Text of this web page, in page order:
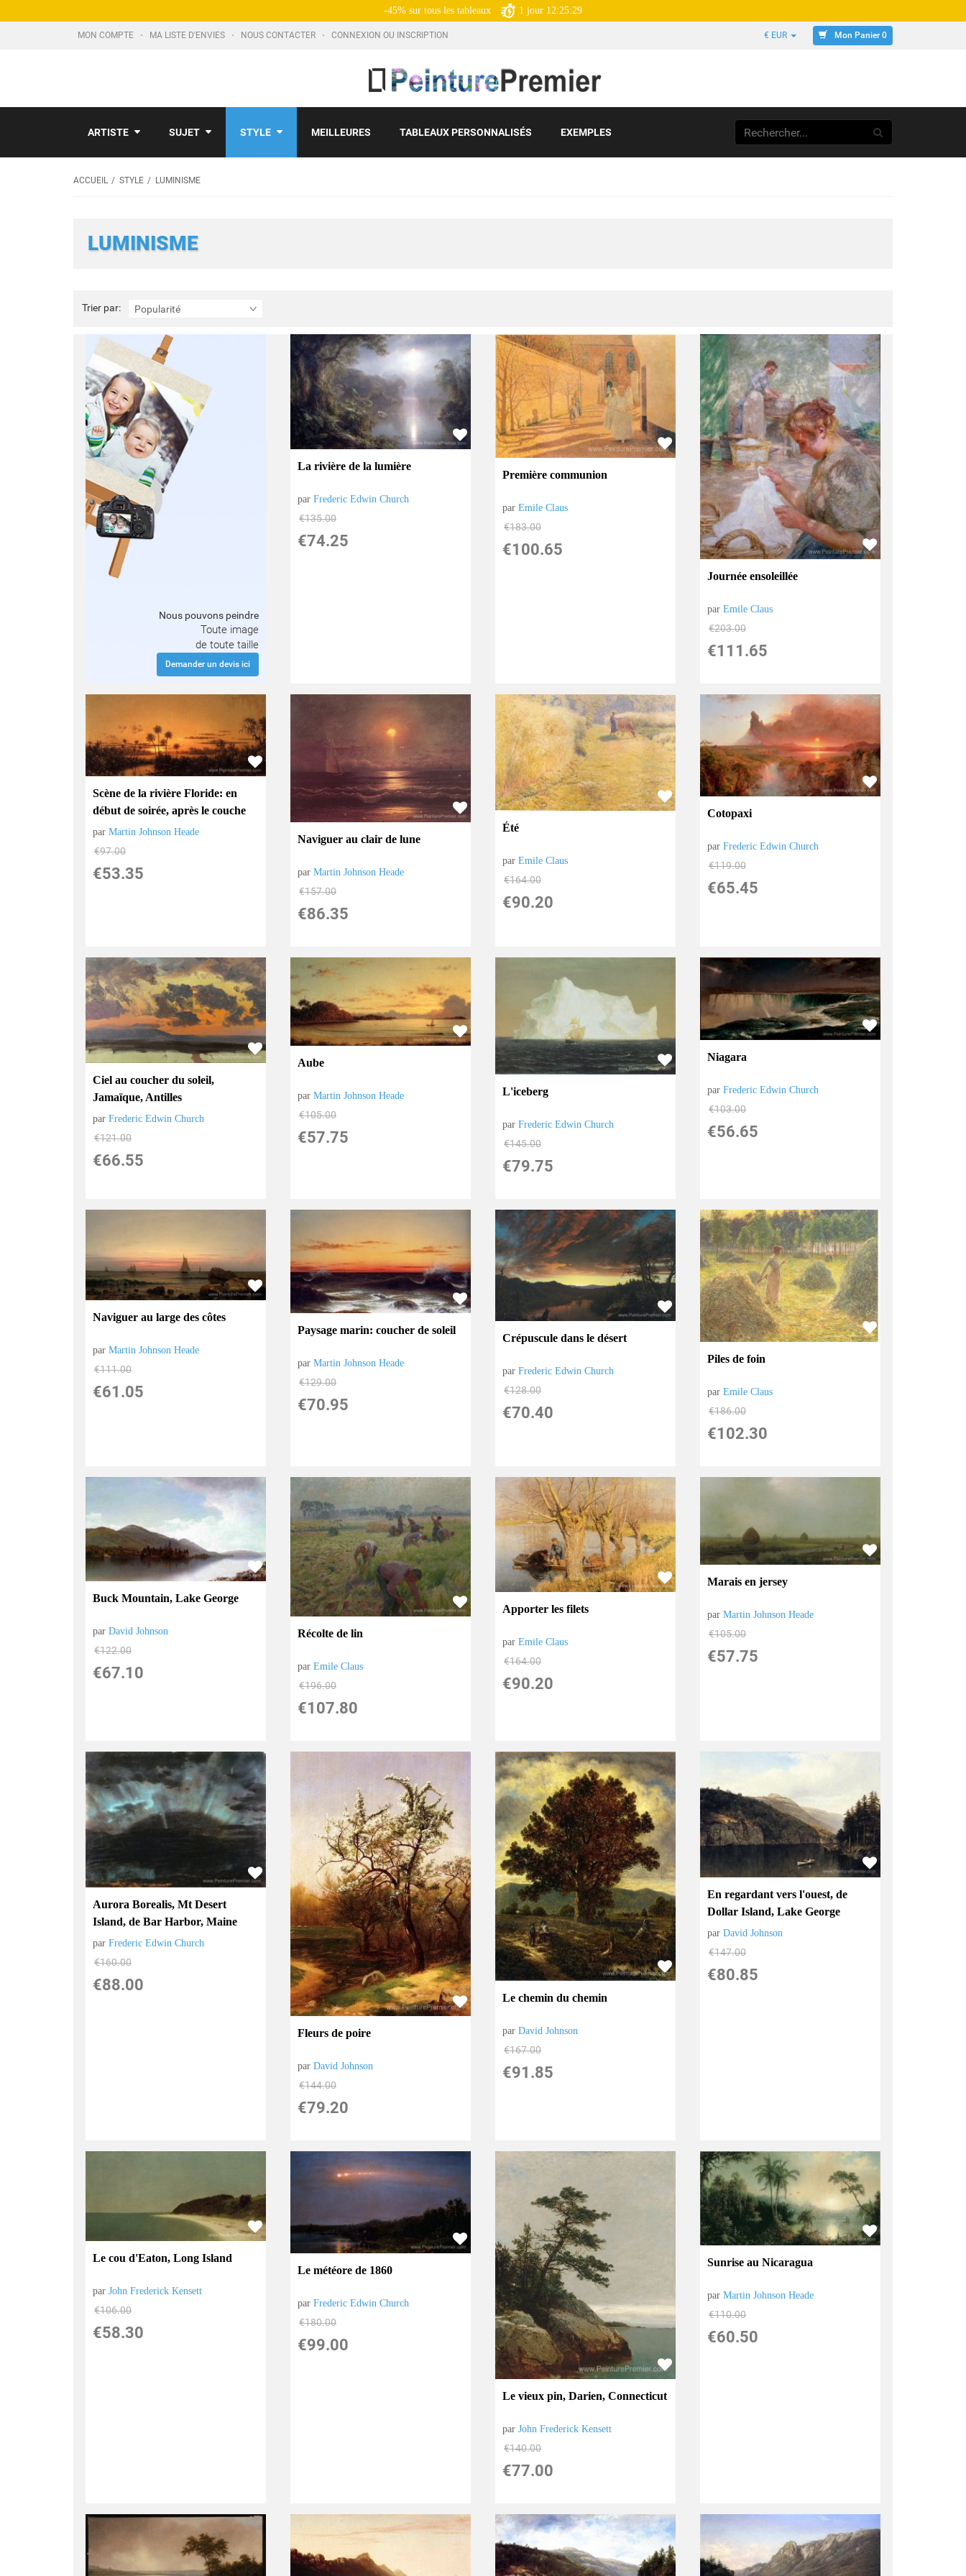
-45% sur tous les tableaux 1 jour 12:25:28
MON COMPTE MA LISTE D'ENVIES NOUS CONTACTER CONNEXION OU INSCRIPTION € EUR Mon Panier 0
ARTISTE SUJET STYLE MEILLEURES TABLEAUX PERSONNALISÉS EXEMPLES
ACCUEIL STYLE LUMINISME
LUMINISME
Trier par: Popularité
Trier
par:
Nous pouvons peindre
Toute image
de toute taille
Demander un devis ici
La rivière de la lumière
parFrederic Edwin Church
€135.00
€74.25
Première communion
parEmile Claus
€183.00
€100.65
Journée ensoleillée
parEmile Claus
€203.00
€111.65
Scène de la rivière Floride: en
début de soirée, après le couche
parMartin Johnson Heade
€97.00
€53.35
Naviguer au clair de lune
parMartin Johnson Heade
€157.00
€86.35
Été
parEmile Claus
€164.00
€90.20
Cotopaxi
parFrederic Edwin Church
€119.00
€65.45
Ciel au coucher du soleil,
Jamaïque, Antilles
parFrederic Edwin Church
€121.00
€66.55
Aube
parMartin Johnson Heade
€105.00
€57.75
L'iceberg
parFrederic Edwin Church
€145.00
€79.75
Niagara
parFrederic Edwin Church
€103.00
€56.65
Naviguer au large des côtes
parMartin Johnson Heade
€111.00
€61.05
Paysage marin: coucher de soleil
parMartin Johnson Heade
€129.00
€70.95
Crépuscule dans le désert
parFrederic Edwin Church
€128.00
€70.40
Piles de foin
parEmile Claus
€186.00
€102.30
Buck Mountain, Lake George
parDavid Johnson
€122.00
€67.10
Récolte de lin
parEmile Claus
€196.00
€107.80
Apporter les filets
parEmile Claus
€164.00
€90.20
Marais en jersey
parMartin Johnson Heade
€105.00
€57.75
Aurora Borealis, Mt Desert
Island, de Bar Harbor, Maine
parFrederic Edwin Church
€160.00
€88.00
Fleurs de poire
parDavid Johnson
€144.00
€79.20
Le chemin du chemin
parDavid Johnson
€167.00
€91.85
En regardant vers l'ouest, de
Dollar Island, Lake George
parDavid Johnson
€147.00
€80.85
Le cou d'Eaton, Long Island
parJohn Frederick Kensett
€106.00
€58.30
Le météore de 1860
parFrederic Edwin Church
€180.00
€99.00
Le vieux pin, Darien, Connecticut
parJohn Frederick Kensett
€140.00
€77.00
Sunrise au Nicaragua
parMartin Johnson Heade
€110.00
€60.50